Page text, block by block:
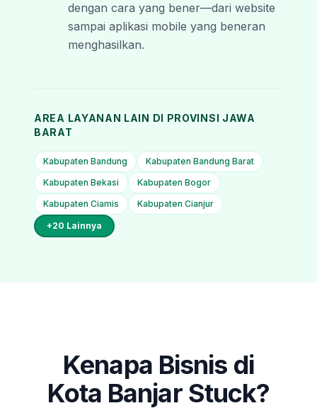
dengan cara yang bener—dari website
sampai aplikasi mobile yang beneran
menghasilkan.
AREA LAYANAN LAIN DI PROVINSI JAWA
BARAT
Kabupaten Bandung
Kabupaten Bandung Barat
Kabupaten Bekasi
Kabupaten Bogor
Kabupaten Ciamis
Kabupaten Cianjur
+20 Lainnya
Kenapa Bisnis di
Kota BanjarStuck?